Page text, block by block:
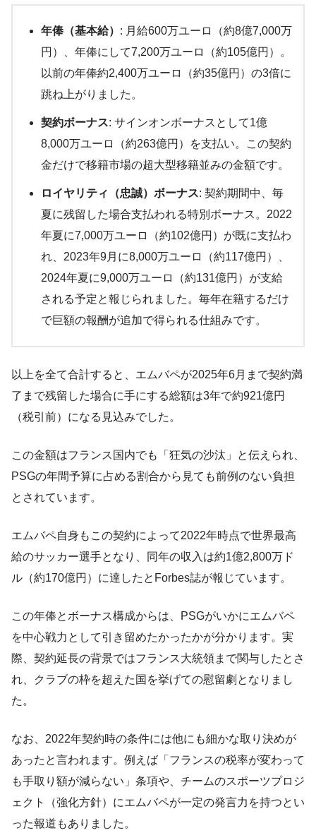
年俸（基本給） : 月給600万ユーロ（約8億7,000万
円）、年俸にして7,200万ユーロ（約105億円）​。
以前の年俸約2,400万ユーロ（約35億円）の3倍に
跳ね上がりました。
契約ボーナス: サインオンボーナスとして1億
8,000万ユーロ（約263億円）を支払い​。この契約
金だけで移籍市場の超大型移籍並みの金額です。
ロイヤリティ（忠誠）ボーナス: 契約期間中、毎
夏に残留した場合支払われる特別ボーナス。2022
年夏に7,000万ユーロ（約102億円）が既に支払わ
れ、2023年9月に8,000万ユーロ（約117億円）、
2024年夏に9,000万ユーロ（約131億円）が支給
される予定と報じられました​。毎年在籍するだけ
で巨額の報酬が追加で得られる仕組みです。
以上を全て合計すると、エムバペが2025年6月まで契約満
了まで残留した場合に手にする総額は3年で約921億円
（税引前）になる見込みでした​。
この金額はフランス国内でも「狂気の沙汰」と伝えられ、
PSGの年間予算に占める割合から見ても前例のない負担
とされています​。
エムバペ自身もこの契約によって2022年時点で世界最高
給のサッカー選手となり、同年の収入は約1億2,800万ド
ル（約170億円）に達したとForbes誌が報じています​。
この年俸とボーナス構成からは、PSGがいかにエムバペ
を中心戦力として引き留めたかったかが分かります。実
際、契約延長の背景ではフランス大統領まで関与したとさ
れ、クラブの枠を超えた国を挙げての慰留劇となりまし
た。
なお、2022年契約時の条件には他にも細かな取り決めが
あったと言われます。例えば「フランスの税率が変わって
も手取り額が減らない」条項や​、チームのスポーツプロジ
ェクト（強化方針）にエムバペが一定の発言力を持つとい
った報道もありました。